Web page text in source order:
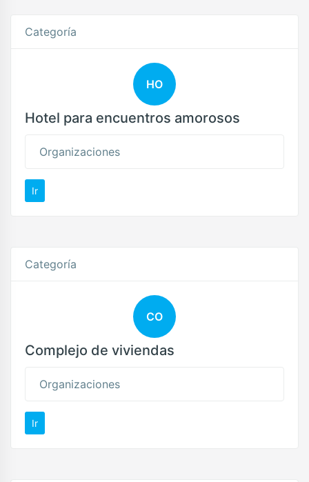
Categoría
HO
Hotel para encuentros amorosos
Organizaciones
Ir
Categoría
CO
Complejo de viviendas
Organizaciones
Ir